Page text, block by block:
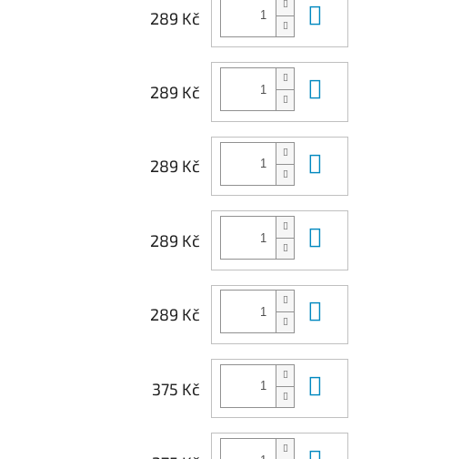
289 Kč
289 Kč
289 Kč
289 Kč
289 Kč
375 Kč